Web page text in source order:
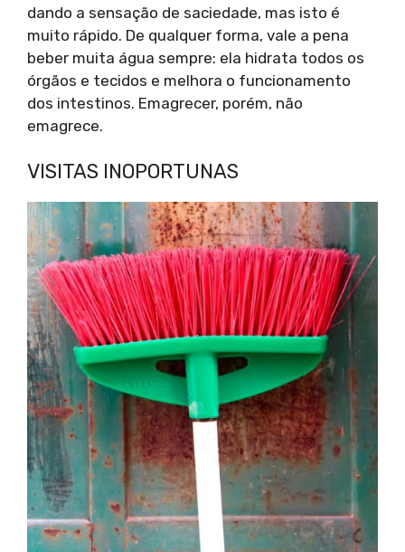
dando a sensação de saciedade, mas isto é
muito rápido. De qualquer forma, vale a pena
beber muita água sempre: ela hidrata todos os
órgãos e tecidos e melhora o funcionamento
dos intestinos. Emagrecer, porém, não
emagrece.
VISITAS INOPORTUNAS